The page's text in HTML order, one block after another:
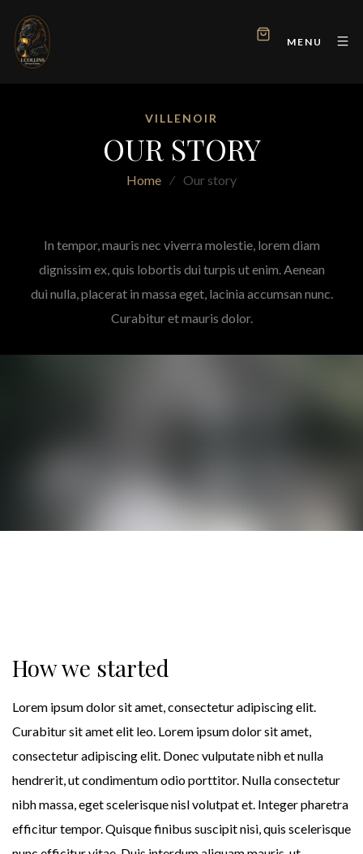
MENU
VILLENOIR
OUR STORY
Home ⁄ Our story
In tempor, mauris nec viverra molestie, lorem diam
dignissim ex, quis lobortis dui turpis ut enim. Aenean
dui nulla, placerat in massa eget, lacinia accumsan nunc.
Curabitur et mauris dolor.
How we started
Lorem ipsum dolor sit amet, consectetur adipiscing elit.
Curabitur sit amet elit leo. Lorem ipsum dolor sit amet,
consectetur adipiscing elit. Donec vulputate nibh et nulla
hendrerit, ut condimentum odio porttitor. Nulla consectetur
nibh massa, eget scelerisque nisl volutpat et. Integer pharetra
efficitur tempor. Quisque finibus suscipit nisi, quis scelerisque